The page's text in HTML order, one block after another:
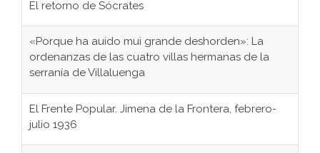
El retorno de Sócrates
«Porque ha auido mui grande deshorden»: La
ordenanzas de las cuatro villas hermanas de la
serranía de Villaluenga
El Frente Popular. Jimena de la Frontera, febrero-
julio 1936